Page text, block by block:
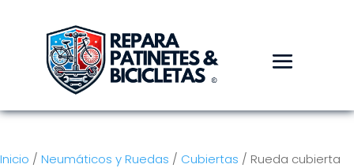
Inicio / Neumáticos y Ruedas / Cubiertas / Rueda cubierta